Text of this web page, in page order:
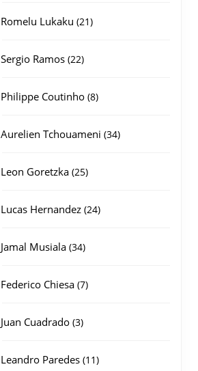
Romelu Lukaku 2121
Sergio Ramos 2222
Philippe Coutinho 88
Aurelien Tchouameni 3434
Leon Goretzka 2525
Lucas Hernandez 2424
Jamal Musiala 3434
Federico Chiesa 77
Juan Cuadrado 33
Leandro Paredes 1111